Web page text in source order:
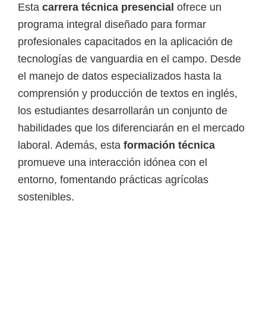
u
a
l
e
s
,
t
é
c
n
i
c
Esta carrera técnica presencial ofrece un
programa integral diseñado para formar
profesionales capacitados en la aplicación de
tecnologías de vanguardia en el campo. Desde
el manejo de datos especializados hasta la
comprensión y producción de textos en inglés,
los estudiantes desarrollarán un conjunto de
habilidades que los diferenciarán en el mercado
laboral. Además, esta formación técnica
promueve una interacción idónea con el
entorno, fomentando prácticas agrícolas
sostenibles.